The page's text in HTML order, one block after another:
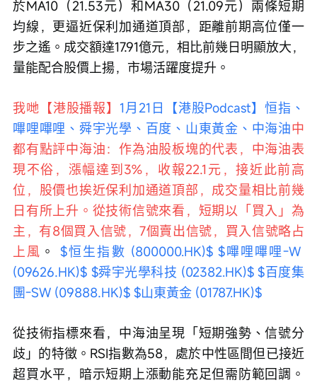
於MA10（21.53元）和MA30（21.09元）兩條短期
均線，更逼近保利加通道頂部，距離前期高位僅一
步之遙。成交額達17.91億元，相比前幾日明顯放大，
量能配合股價上揚，市場活躍度提升。
我哋【港股播報】 1月21日【港股Podcast】恒指、
嗶哩嗶哩、舜宇光學、百度、山東黃金、中海油中
都有點評中海油：作為油股板塊的代表，中海油表
現不俗，漲幅達到3%，收報22.1元，接近此前高
位，股價也挨近保利加通道頂部，成交量相比前幾
日有所上升。從技術信號來看，短期以「買入」為
主，有8個買入信號，7個賣出信號，買入信號略占
上風 。 $恒生指數 (800000.HK)$ $嗶哩嗶哩-W
(09626.HK)$ $舜宇光學科技 (02382.HK)$ $百度集
團-SW (09888.HK)$ $山東黃金 (01787.HK)$
從技術指標來看，中海油呈現「短期強勢、信號分
歧」的特徵。RSI指數為58，處於中性區間但已接近
超買水平，暗示短期上漲動能充足但需防範回調。